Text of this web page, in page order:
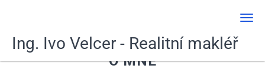
Ing. Ivo Velcer - Realitní makléř
O MNĚ